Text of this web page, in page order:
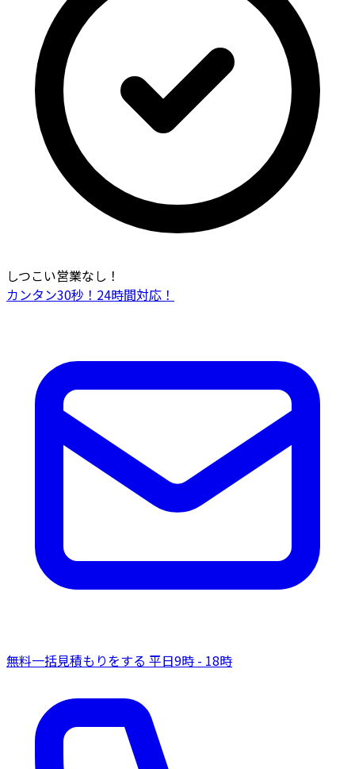
しつこい営業なし！
カンタン30秒！24時間対応！
無料一括見積もりをする 平日9時 - 18時